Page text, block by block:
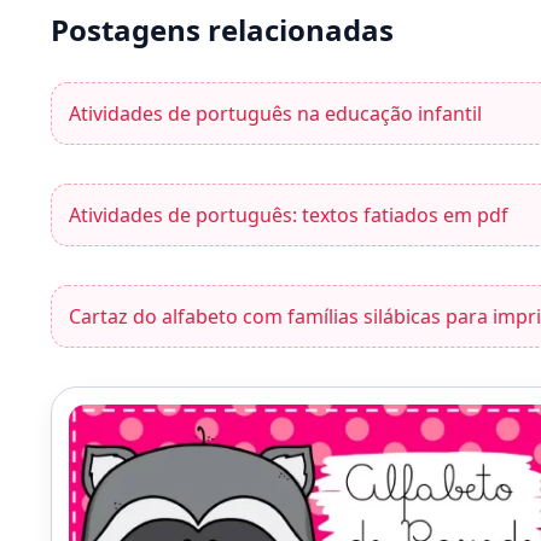
Postagens relacionadas
Atividades de português na educação infantil
Atividades de português: textos fatiados em pdf
Cartaz do alfabeto com famílias silábicas para